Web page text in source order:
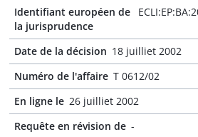
Identifiant européen de
la jurisprudence
Date de la décision 18 juilliet 2002
Numéro de l'affaire T 0612/02
En ligne le 26 juilliet 2002
Requête en révision de -